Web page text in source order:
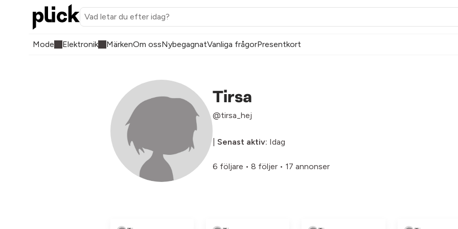
Mode Elektronik MärkenOm ossNybegagnatVanliga frågorPresentkort
Tirsa
@tirsa_hej
Senast aktiv: Idag
6 följare • 8 följer • 17 annonser